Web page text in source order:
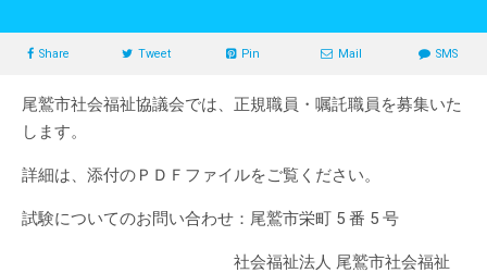
Share Tweet Pin Mail SMS
尾鷲市社会福祉協議会では、正規職員・嘱託職員を募集いた
します。
詳細は、添付のＰＤＦファイルをご覧ください。
試験についてのお問い合わせ：尾鷲市栄町 5 番 5 号
社会福祉法人 尾鷲市社会福祉